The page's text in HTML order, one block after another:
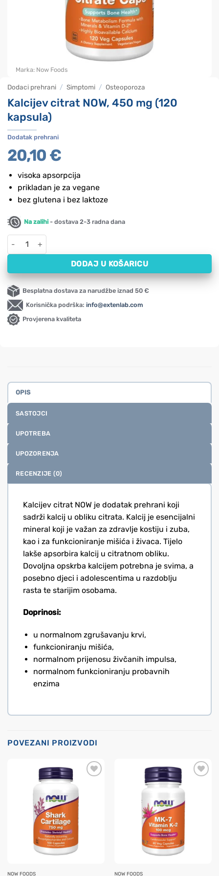
Dodaci prehrani / Simptomi / Osteoporoza
Kalcijev citrat NOW, 450 mg (120
kapsula)
Dodatak prehrani
20,10 €
visoka apsorpcija
prikladan je za vegane
bez glutena i bez laktoze
Na zalihi - dostava 2-3 radna dana
Kalcijev citrat NOW, 450 mg (120 kapsula) količina
DODAJ U KOŠARICU
Besplatna dostava za narudžbe iznad 50 €
Korisnička podrška: info@extenlab.com
Provjerena kvaliteta
Marka: Now Foods
OPIS
SASTOJCI
UPOTREBA
UPOZORENJA
RECENZIJE (0)
Kalcijev citrat NOW je dodatak prehrani koji
sadrži kalcij u obliku citrata. Kalcij je esencijalni
mineral koji je važan za zdravlje kostiju i zuba,
kao i za funkcioniranje mišića i živaca. Tijelo
lakše apsorbira kalcij u citratnom obliku.
Dovoljna opskrba kalcijem potrebna je svima, a
posebno djeci i adolescentima u razdoblju
rasta te starijim osobama.
Doprinosi:
u normalnom zgrušavanju krvi,
funkcioniranju mišića,
normalnom prijenosu živčanih impulsa,
normalnom funkcioniranju probavnih
enzima
POVEZANI PROIZVODI
NOW FOODS NOW FOODS